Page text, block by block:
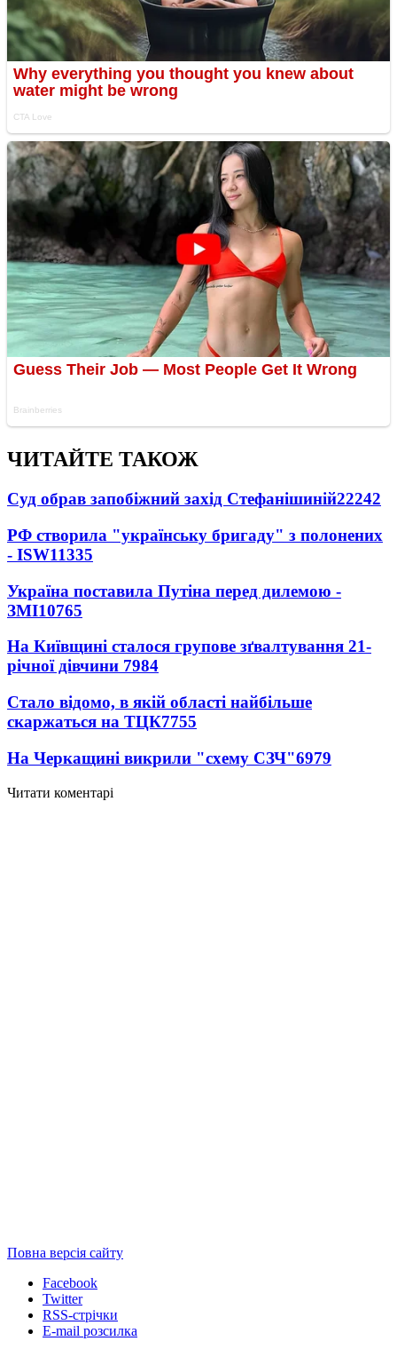
ЧИТАЙТЕ ТАКОЖ
Суд обрав запобіжний захід Стефанішиній22242
РФ створила "українську бригаду" з полонених
- ISW11335
Україна поставила Путіна перед дилемою -
ЗМІ10765
На Київщині сталося групове зґвалтування 21-
річної дівчини 7984
Стало відомо, в якій області найбільше
скаржаться на ТЦК7755
На Черкащині викрили "схему СЗЧ"6979
Читати коментарі
Повна версія сайту
Facebook
Twitter
RSS-стрічки
E-mail розсилка